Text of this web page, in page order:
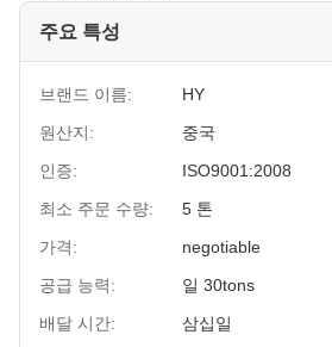
주요 특성
브랜드 이름:
HY
원산지:
중국
인증:
ISO9001:2008
최소 주문 수량:
5 톤
가격:
negotiable
공급 능력:
일 30tons
배달 시간:
삼십일